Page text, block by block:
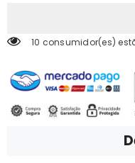
10 consumidor(es)